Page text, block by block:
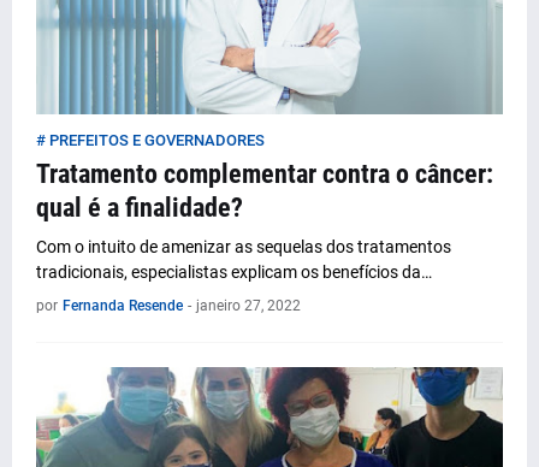
# PREFEITOS E GOVERNADORES
Tratamento complementar contra o câncer:
qual é a finalidade?
Com o intuito de amenizar as sequelas dos tratamentos
tradicionais, especialistas explicam os benefícios da…
por Fernanda Resende - janeiro 27, 2022